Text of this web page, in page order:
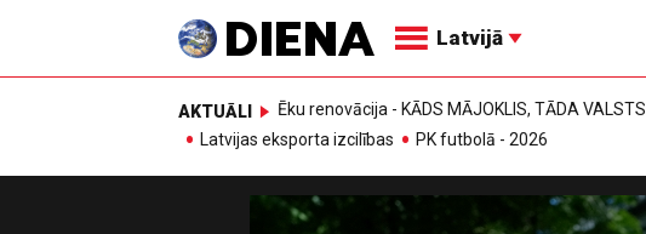
Latvijā
AKTUĀLI Ēku renovācija - KĀDS MĀJOKLIS, TĀDA VALSTS
Latvijas eksporta izcilības
PK futbolā - 2026